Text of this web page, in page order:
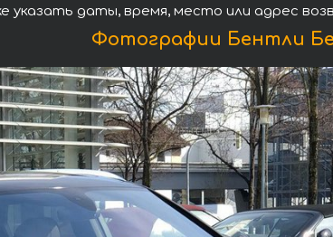
указать даты, время, место или адрес
Фотографии Бентли